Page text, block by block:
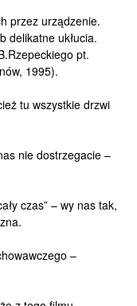
przez urządzenie.
delikatne ukłucia.
pt.
1995).
tu wszystkie drzwi
nie dostrzegacie –
czas” – wy nas tak,
–